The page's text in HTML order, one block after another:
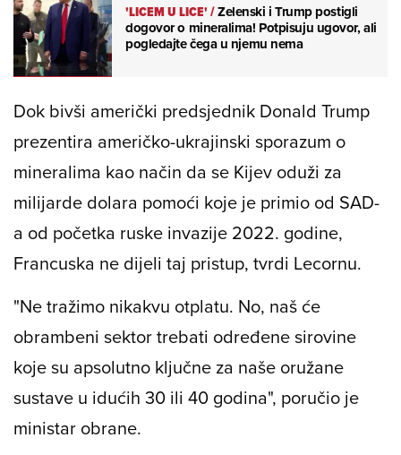
'LICEM U LICE'/Zelenski i Trump postigli
dogovor o mineralima! Potpisuju ugovor, ali
pogledajte čega u njemu nema
Dok bivši američki predsjednik Donald Trump
prezentira američko-ukrajinski sporazum o
mineralima kao način da se Kijev oduži za
milijarde dolara pomoći koje je primio od SAD-
a od početka ruske invazije 2022. godine,
Francuska ne dijeli taj pristup, tvrdi Lecornu.
"Ne tražimo nikakvu otplatu. No, naš će
obrambeni sektor trebati određene sirovine
koje su apsolutno ključne za naše oružane
sustave u idućih 30 ili 40 godina", poručio je
ministar obrane.